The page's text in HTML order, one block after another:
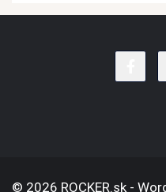
© 2026 ROCKER.sk -